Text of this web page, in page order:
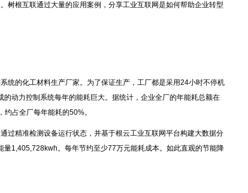
树根互联通过大量的应用案例，分享工业互联网是如何帮助企业转型
统的化工材料生产厂家。为了保证生产，工厂都是采用24小时不停机
动力控制系统每年的能耗巨大。据统计，企业全厂的年能耗总额在
占全厂每年能耗的50%。
过精准检测设备运行状态，并基于根云工业互联网平台构建大数据分
1,405,728kwh。每年节约至少77万元能耗成本。如此直观的节能降